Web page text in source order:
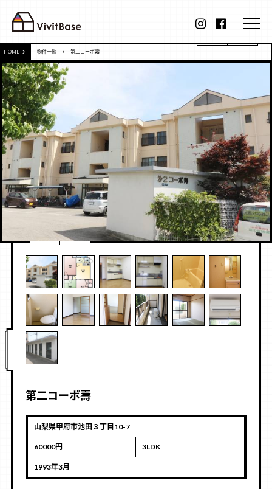
HOME 物件一覧 第二コーポ壽
第二コーポ壽
山梨県甲府市池田３丁目10-7
60000円 3LDK
1993年3月